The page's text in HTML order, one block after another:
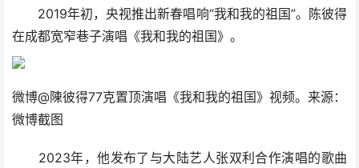
2019年初，央视推出新春唱响“我和我的祖国”。陈彼得
在成都宽窄巷子演唱《我和我的祖国》。
微博@陳彼得77克置顶演唱《我和我的祖国》视频。来源：
微博截图
2023年，他发布了与大陆艺人张双利合作演唱的歌曲